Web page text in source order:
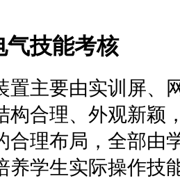
气技能考核
置主要由实训屏、
构合理、外观新颖
合理布局，全部由
养学生实际操作技